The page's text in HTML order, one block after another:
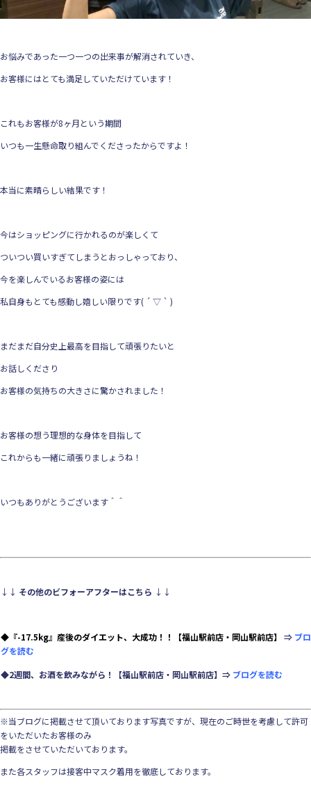
お悩みであった一つ一つの出来事が解消されていき、
お客様にはとても満足していただけています！
これもお客様が8ヶ月という期間
いつも一生懸命取り組んでくださったからですよ！
本当に素晴らしい結果です！
今はショッピングに行かれるのが楽しくて
ついつい買いすぎてしまうとおっしゃっており、
今を楽しんでいるお客様の姿には
私自身もとても感動し嬉しい限りです( ´ ▽ ` )
まだまだ自分史上最高を目指して頑張りたいと
お話しくださり
お客様の気持ちの大きさに驚かされました！
お客様の想う理想的な身体を目指して
これからも一緒に頑張りましょうね！
いつもありがとうございます＾＾
↓↓ その他のビフォーアフターはこちら ↓↓
◆『-17.5kg』産後のダイエット、大成功！！【福山駅前店・岡山駅前店】 ⇒ ブロ
グを読む
◆2週間、お酒を飲みながら！【福山駅前店・岡山駅前店】 ⇒ ブログを読む
※当ブログに掲載させて頂いております写真ですが、現在のご時世を考慮して許可
をいただいたお客様のみ
掲載をさせていただいております。
また各スタッフは接客中マスク着用を徹底しております。